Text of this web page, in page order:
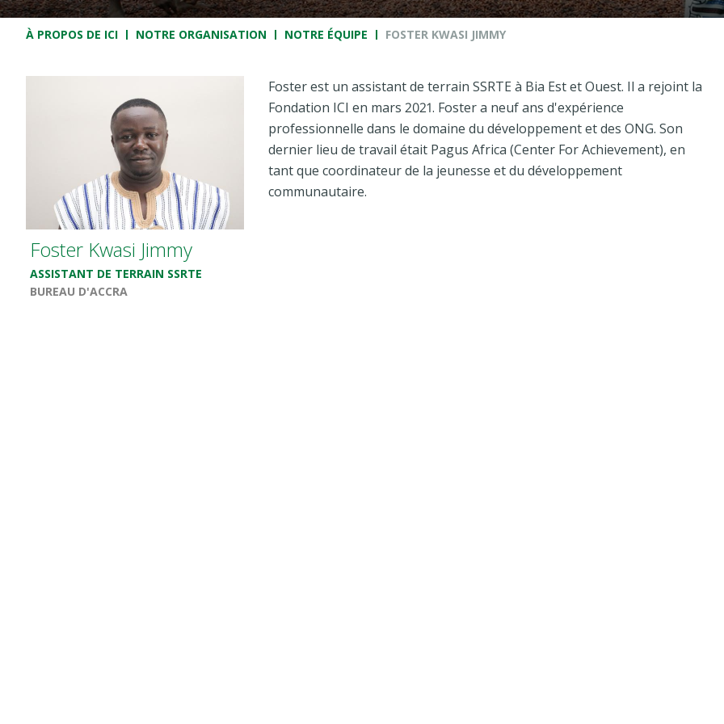
Fil d'Ariane
À PROPOS DE ICI NOTRE ORGANISATION NOTRE ÉQUIPE FOSTER KWASI JIMMY
Foster Kwasi Jimmy
ASSISTANT DE TERRAIN SSRTE
BUREAU D'ACCRA
Foster est un assistant de terrain SSRTE à Bia Est et Ouest. Il a rejoint la
Fondation ICI en mars 2021. Foster a neuf ans d'expérience
professionnelle dans le domaine du développement et des ONG. Son
dernier lieu de travail était Pagus Africa (Center For Achievement), en
tant que coordinateur de la jeunesse et du développement
communautaire.